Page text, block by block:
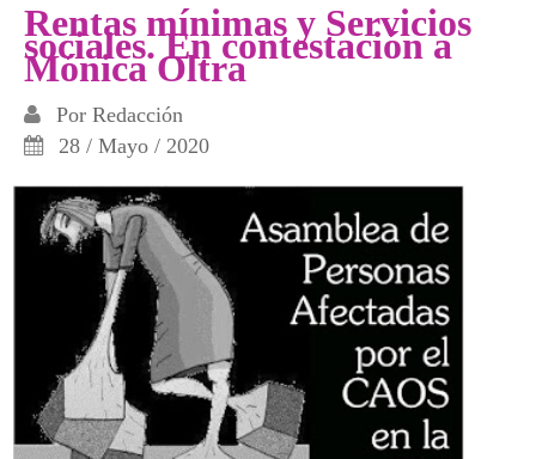
Rentas mínimas y Servicios
sociales. En contestación a
Mónica Oltra
Por Redacción
28 / Mayo / 2020